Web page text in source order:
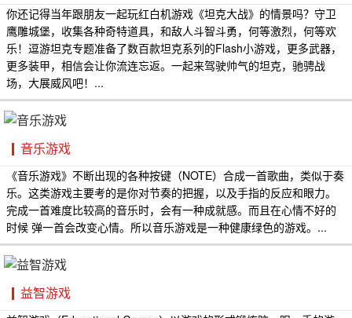
你还记得当年跟朋友一起玩红白机游戏《坦克大战》的情景吗？守卫
鹰雕城堡，收集各种奇特道具，和敌人斗智斗勇，何等激烈，何等欢
乐！逗游坦克专题准备了数百款坦克系列的Flash小游戏，更多武器，
更多装甲，相信会让你流连忘返。一起来驾驶帅气的坦克，驰骋战
场，大展威风吧！...
音乐游戏
《音乐游戏》不断出现的各种按键（NOTE）合成一首歌曲，类似于奏
乐。这类游戏主要考的是你对节奏的把握，以及手指的反应和眼力。
完成一首难度比较高的音乐时，会有一种成就感。而且在心情不好的
时候 弹一首会改变心情。所以音乐游戏是一种健康绿色的游戏。...
益智游戏